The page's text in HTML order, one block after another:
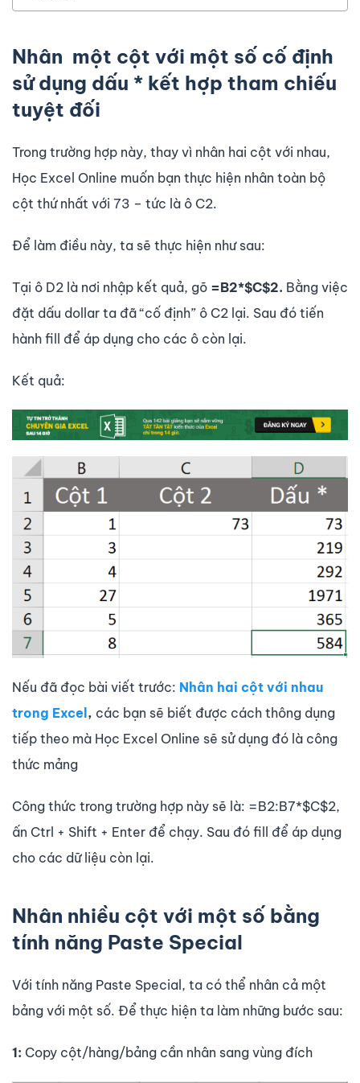
Nhân một cột với một số cố định
sử dụng dấu * kết hợp tham chiếu
tuyệt đối
Trong trường hợp này, thay vì nhân hai cột với nhau,
Học Excel Online muốn bạn thực hiện nhân toàn bộ
cột thứ nhất với 73 – tức là ô C2.
Để làm điều này, ta sẽ thực hiện như sau:
Tại ô D2 là nơi nhập kết quả, gõ =B2*$C$2. Bằng việc
đặt dấu dollar ta đã “cố định” ô C2 lại. Sau đó tiến
hành fill để áp dụng cho các ô còn lại.
Kết quả:
Nếu đã đọc bài viết trước: Nhân hai cột với nhau
trong Excel , các bạn sẽ biết được cách thông dụng
tiếp theo mà Học Excel Online sẽ sử dụng đó là công
thức mảng
Công thức trong trường hợp này sẽ là: =B2:B7*$C$2,
ấn Ctrl + Shift + Enter để chạy. Sau đó fill để áp dụng
cho các dữ liệu còn lại.
Nhân nhiều cột với một số bằng
tính năng Paste Special
Với tính năng Paste Special, ta có thể nhân cả một
bảng với một số. Để thực hiện ta làm những bước sau:
1: Copy cột/hàng/bảng cần nhân sang vùng đích